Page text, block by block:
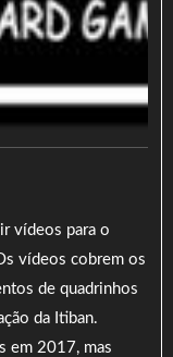
vídeos para o
vídeos cobrem os
de quadrinhos
da Itiban.
em 2017, mas